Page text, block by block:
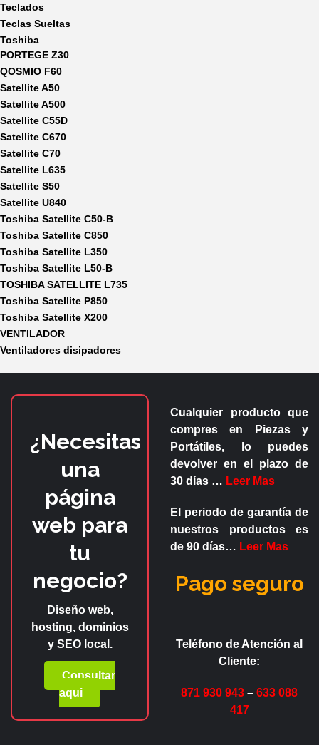
Teclados
Teclas Sueltas
Toshiba
PORTEGE Z30
QOSMIO F60
Satellite A50
Satellite A500
Satellite C55D
Satellite C670
Satellite C70
Satellite L635
Satellite S50
Satellite U840
Toshiba Satellite C50-B
Toshiba Satellite C850
Toshiba Satellite L350
Toshiba Satellite L50-B
TOSHIBA SATELLITE L735
Toshiba Satellite P850
Toshiba Satellite X200
VENTILADOR
Ventiladores disipadores
¿Necesitas
una
página
web para
tu
negocio?
Diseño web,
hosting, dominios
y SEO local.
Consultar
aqui
Cualquier producto que
compres en
Piezas y
Portátiles, lo puedes
devolver en el plazo de
30 días … Leer Mas
El periodo de garantía de
nuestros productos es
de 90 días… Leer Mas
Pago seguro
Teléfono de Atención al
Cliente:
871 930 943 – 633 088
417